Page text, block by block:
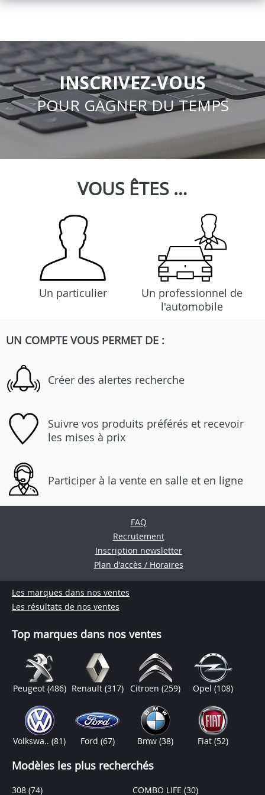
INSCRIVEZ-VOUS
POUR GAGNER DU TEMPS
VOUS ÊTES …
Un particulier
Un professionnel de
l'automobile
UN COMPTE VOUS PERMET DE :
Créer des alertes recherche
Suivre vos produits préférés et recevoir
les mises à prix
Participer à la vente en salle et en ligne
FAQ
Recrutement
Inscription newsletter
Plan d'accès / Horaires
Les marques dans nos ventes
Les résultats de nos ventes
Top marques dans nos ventes
Peugeot (486) Renault (317) Citroen(259) Opel(108)
Volkswa..(81) Ford (67) Bmw(38) Fiat(52)
Modèles les plus recherchés
308 (74) COMBO LIFE (30)